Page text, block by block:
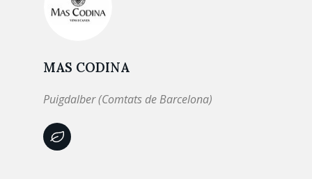
MAS CODINA
Puigdalber (Comtats de Barcelona)